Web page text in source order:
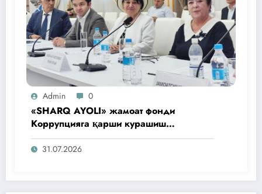
Admin 0
«SHARQ AYOLI» жамоат фонди
Коррупцияга қарши курашиш
агентлигидаги жамоат эшитувида
ташаббусларини тақдим этди
31.07.2026